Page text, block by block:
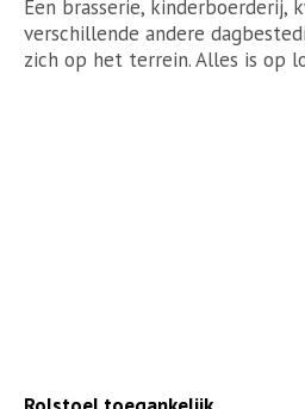
Een brasserie, kinderboerderij,
verschillende andere
zich op het terrein. Alles is op